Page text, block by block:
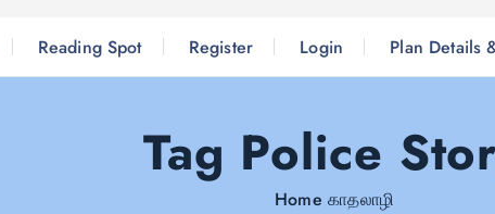
Reading Spot Register Login Plan Details
Tag Police
Home காதலாழி